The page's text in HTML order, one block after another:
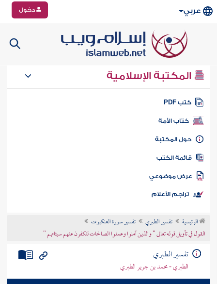
عربي دخول
المكتبة الإسلامية
كتب PDF
كتاب الأمة
المكتبة
الكتب
موضوعي
تراجم الأعلام
الرئيسية تفسير الطبري
تفسير سورة العنكبوت
القول في تأويل قوله تعالى " والذين آمنوا وعملوا الصالحات لنكفرن عنهم سيئاتهم "
تفسير الطبري
الطبري - محمد بن جرير الطبري